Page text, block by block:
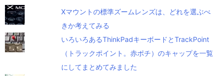
Xマウントの標準ズームレンズは、どれを選ぶべ
きか考えてみる
いろいろあるThinkPadキーボードとTrackPoint
（トラックポイント。赤ポチ）のキャップを一覧
にしてまとめてみました